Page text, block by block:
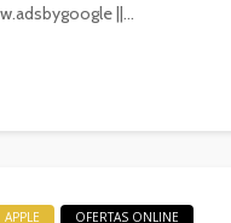
||...
APPLE OFERTAS ONLINE